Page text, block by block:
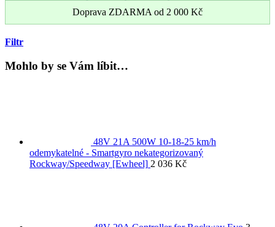
Doprava ZDARMA od 2 000 Kč
Filtr
Mohlo by se Vám líbit…
48V 21A 500W 10-18-25 km/h
odemykatelné - Smartgyro nekategorizovaný
Rockway/Speedway [Ewheel] 2 036 Kč